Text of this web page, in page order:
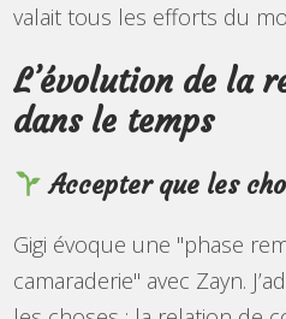
valait tous les efforts du
L’évolution de la
dans le temps
Accepter que les
Gigi évoque une "phase
camaraderie" avec Zayn.